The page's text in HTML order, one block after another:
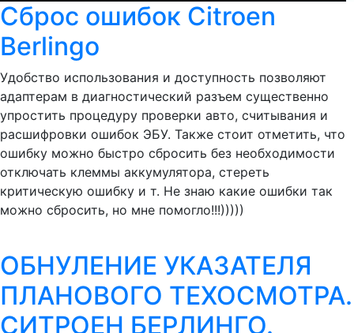
Сброс ошибок Citroen
Berlingo
Удобство использования и доступность позволяют
адаптерам в диагностический разъем существенно
упростить процедуру проверки авто, считывания и
расшифровки ошибок ЭБУ. Также стоит отметить, что
ошибку можно быстро сбросить без необходимости
отключать клеммы аккумулятора, стереть
критическую ошибку и т. Не знаю какие ошибки так
можно сбросить, но мне помогло!!!)))))
ОБНУЛЕНИЕ УКАЗАТЕЛЯ
ПЛАНОВОГО ТЕХОСМОТРА.
СИТРОЕН БЕРЛИНГО.